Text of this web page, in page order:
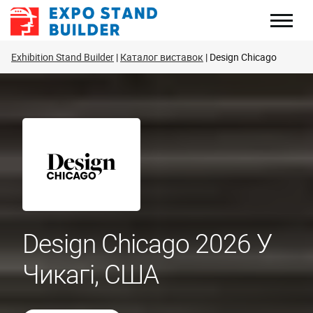
Перейти
Exhibition Stand Builder Каталог виставок Design Chicago
Design Chicago 2026 У
Чикагі, США